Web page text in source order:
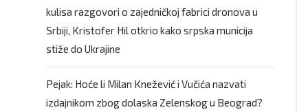
kulisa razgovori o zajedničkoj fabrici dronova u
Srbiji, Kristofer Hil otkrio kako srpska municija
stiže do Ukrajine
Pejak: Hoće li Milan Knežević i Vučića nazvati
izdajnikom zbog dolaska Zelenskog u Beograd?